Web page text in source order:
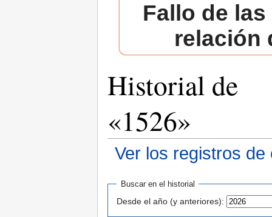
Fallo de
relación
Historial de
«1526»
Ver los registros de
Buscar en el historial
Desde el año (y anteriores):